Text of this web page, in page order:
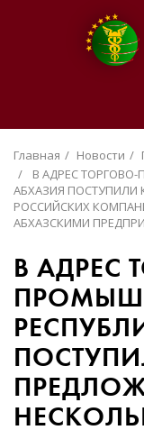
Главная Новости
В АДРЕС
АБХАЗИЯ ПОСТУПИЛИ
РОССИЙСКИХ
АБХАЗСКИМИ
В АДРЕС